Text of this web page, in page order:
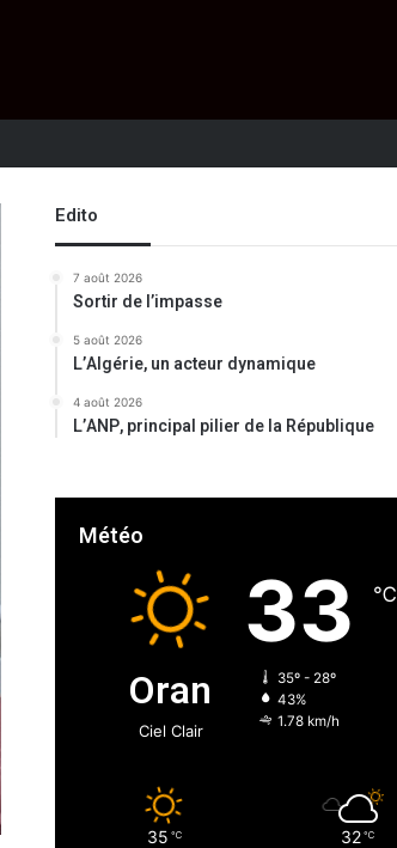
Edito
7 août 2026
Sortir de l’impasse
5 août 2026
L’Algérie, un acteur dynamique
4 août 2026
L’ANP, principal pilier de la République
Météo
Oran
Ciel Clair
33 ℃
35º - 28º
43%
1.78 km/h
35 ℃ 32 ℃